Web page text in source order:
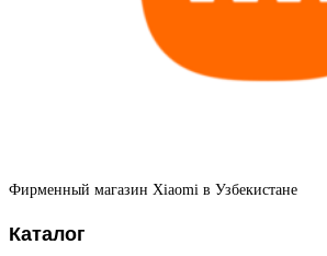
Фирменный магазин Xiaomi в Узбекистане
Каталог